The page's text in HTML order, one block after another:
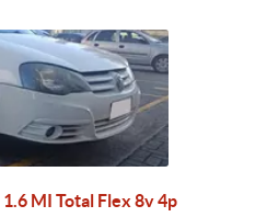
MI Total Flex 8v 4p